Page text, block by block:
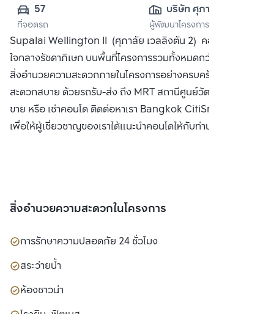
57
ที่จอดรถ
บริษัท ศุภาลัย จำกัด
(มหาชน)
ผู้พัฒนาโครงการ
Supalai Wellington II (ศุภาลัย เวลลิงตัน 2) คอนโดใหม่
ใจกลางรัชดาภิเษก บนพื้นที่โครงการรวมทั้งหมดกว่า 12 ไร่ พร้อม
สิ่งอำนวยความสะดวกภายในโครงการอย่างครบครัน เดินทาง
สะดวกสบาย ด้วยรถรับ-ส่ง ถึง MRT สถานีศูนย์วัฒนธรรมฯซื้อ
ขาย หรือ เช่าคอนโด ติดต่อหาเรา Bangkok CitiSmart ได้ทันที
เพื่อให้ผู้เชี่ยวชาญของเราได้แนะนำคอนโดให้กับท่าน
สิ่งอำนวยความสะดวกในโครงการ
การรักษาความปลอดภัย 24 ชั่วโมง
สระว่ายน้ำ
ห้องซาวน่า